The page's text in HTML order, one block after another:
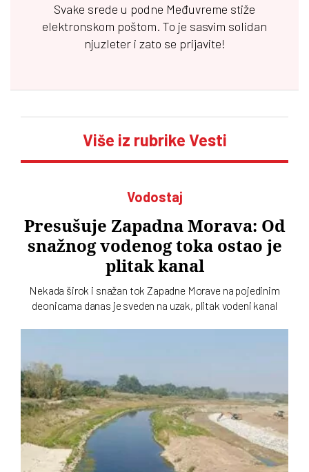
Svake srede u podne Međuvreme stiže
elektronskom poštom. To je sasvim solidan
njuzleter i zato se prijavite!
Više iz rubrike Vesti
Vodostaj
Presušuje Zapadna Morava: Od
snažnog vodenog toka ostao je
plitak kanal
Nekada širok i snažan tok Zapadne Morave na pojedinim
deonicama danas je sveden na uzak, plitak vodeni kanal